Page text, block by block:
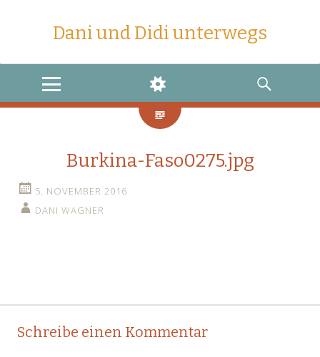
Dani und Didi unterwegs
MENU
WIDGETS
SEARCH
Burkina-Faso0275.jpg
5. NOVEMBER 2016
DANI WAGNER
Post
Schreibe einen Kommentar